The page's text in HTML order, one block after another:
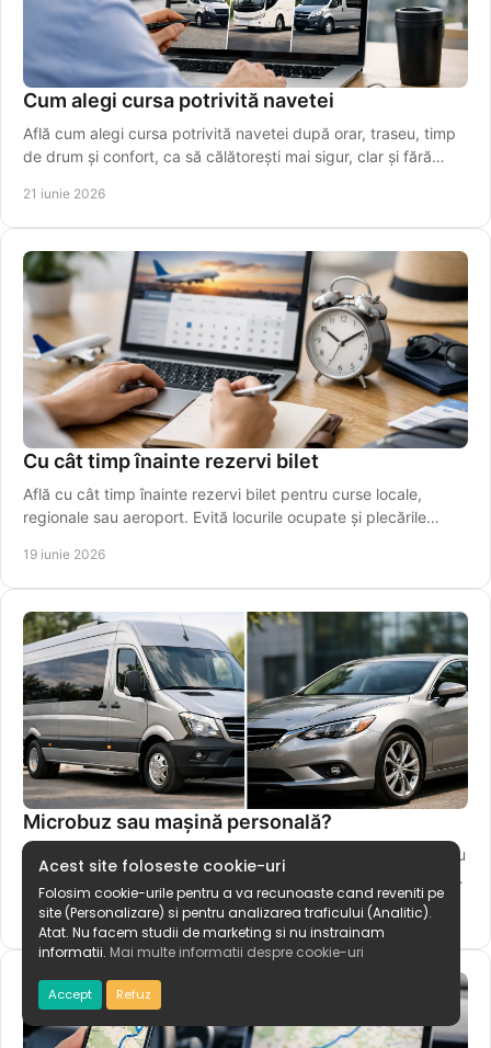
Cum alegi cursa potrivită navetei
Află cum alegi cursa potrivită navetei după orar, traseu, timp
de drum și confort, ca să călătorești mai sigur, clar și fără
21 iunie 2026
Cu cât timp înainte rezervi bilet
Află cu cât timp înainte rezervi bilet pentru curse locale,
regionale sau aeroport. Evită locurile ocupate și plecările
19 iunie 2026
Microbuz sau mașină personală?
Microbuz sau mașină personală? Vezi cum alegi corect pentru
navetă, drumuri regulate, costuri, timp, confort și transferuri
spre Iași.
17 iunie 2026
Acest site foloseste cookie-uri
Folosim cookie-urile pentru a va recunoaste cand reveniti pe
site (Personalizare) si pentru analizarea traficului (Analitic).
Atat. Nu facem studii de marketing si nu instrainam
informatii. Mai multe informatii despre cookie-uri
Accept Refuz